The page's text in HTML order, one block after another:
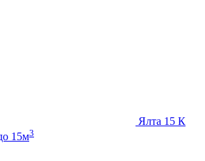
Ялта 15 К
15м3